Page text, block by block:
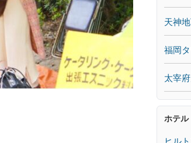
天神
福岡
太宰
ホテル
ヒル